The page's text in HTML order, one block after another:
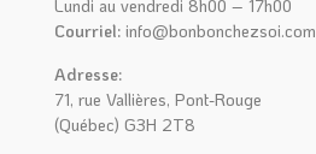
Lundi au vendredi 8h00 – 17h00
Courriel:info@bonbonchezsoi.com
Adresse:
71, rue Vallières, Pont-Rouge
(Québec) G3H 2T8